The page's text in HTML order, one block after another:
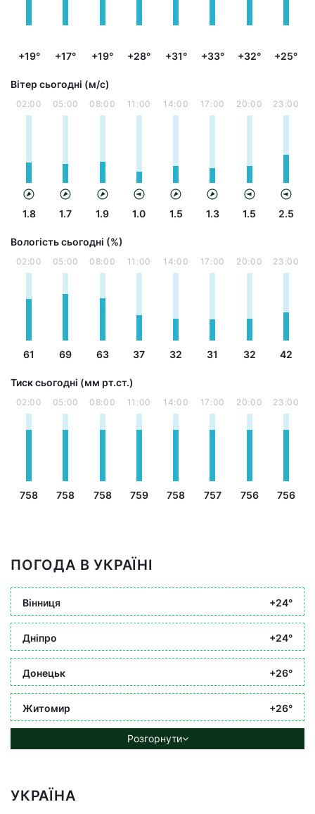
+19° +17° +19° +28° +31° +33° +32° +25°
Вітер сьогодні (м/с)
02:00
1.8
05:00
1.7
08:00
1.9
11:00
1.0
14:00
1.5
17:00
1.3
20:00
1.5
23:00
2.5
Вологість сьогодні (%)
02:00
61
05:00
69
08:00
63
11:00
37
14:00
32
17:00
31
20:00
32
23:00
42
Тиск сьогодні (мм рт.ст.)
02:00
758
05:00
758
08:00
758
11:00
759
14:00
758
17:00
757
20:00
756
23:00
756
ПОГОДА В УКРАЇНІ
Вінниця +24°
Дніпро +24°
Донецьк +26°
Житомир +26°
Розгорнути
УКРАЇНА